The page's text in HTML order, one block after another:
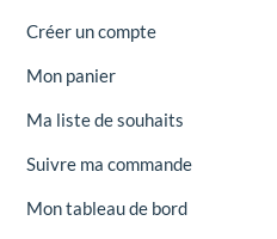
Créer un compte
Mon panier
Ma liste de souhaits
Suivre ma commande
Mon tableau de bord